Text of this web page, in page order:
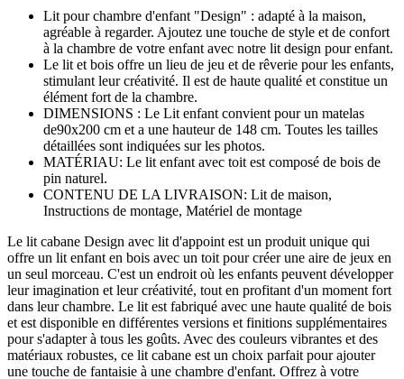
Lit pour chambre d'enfant "Design" : adapté à la maison,
agréable à regarder. Ajoutez une touche de style et de confort
à la chambre de votre enfant avec notre lit design pour enfant.
Le lit et bois offre un lieu de jeu et de rêverie pour les enfants,
stimulant leur créativité. Il est de haute qualité et constitue un
élément fort de la chambre.
DIMENSIONS : Le Lit enfant convient pour un matelas
de90x200 cm et a une hauteur de 148 cm. Toutes les tailles
détaillées sont indiquées sur les photos.
MATÉRIAU: Le lit enfant avec toit est composé de bois de
pin naturel.
CONTENU DE LA LIVRAISON: Lit de maison,
Instructions de montage, Matériel de montage
Le lit cabane Design avec lit d'appoint est un produit unique qui
offre un lit enfant en bois avec un toit pour créer une aire de jeux en
un seul morceau. C'est un endroit où les enfants peuvent développer
leur imagination et leur créativité, tout en profitant d'un moment fort
dans leur chambre. Le lit est fabriqué avec une haute qualité de bois
et est disponible en différentes versions et finitions supplémentaires
pour s'adapter à tous les goûts. Avec des couleurs vibrantes et des
matériaux robustes, ce lit cabane est un choix parfait pour ajouter
une touche de fantaisie à une chambre d'enfant. Offrez à votre